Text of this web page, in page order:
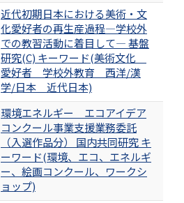
近代初期日本における美術・文
化愛好者の再生産過程―学校外
での教習活動に着目して― 基盤
研究(C) キーワード(美術文化
愛好者 学校外教育 西洋/漢
学/日本 近代日本)
環境エネルギー エコアイデア
コンクール事業支援業務委託
（入選作品分） 国内共同研究 キ
ーワード(環境、エコ、エネルギ
ー、絵画コンクール、ワークシ
ョップ)